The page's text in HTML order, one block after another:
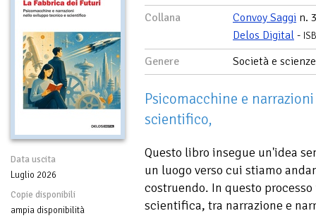
Data uscita
Luglio 2026
Copie disponibili
ampia disponibilità
Collana
Convoy Saggi n.
Delos Digital -
Genere Società e
Psicomacchine e
scientifico,
Questo libro insegue un'idea
un luogo verso cui stiamo
costruendo. In questo
scientifica, tra narrazione e